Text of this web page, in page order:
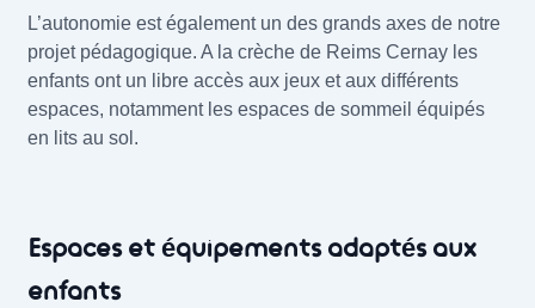
L’autonomie est également un des grands axes de notre
projet pédagogique. A la crèche de Reims Cernay les
enfants ont un libre accès aux jeux et aux différents
espaces, notamment les espaces de sommeil équipés
en lits au sol.
Espaces et équipements adaptés aux
enfants